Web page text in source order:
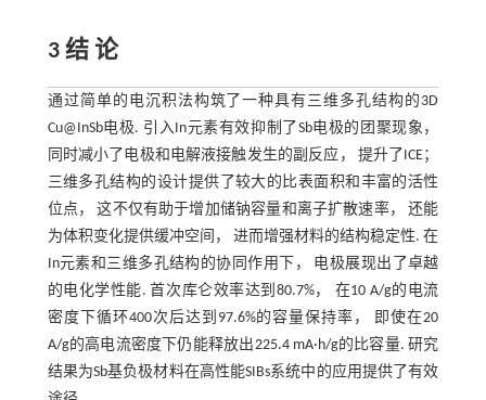
3 结 论
通过简单的电沉积法构筑了一种具有三维多孔结构的3D
Cu@InSb电极. 引入In元素有效抑制了Sb电极的团聚现象，
同时减小了电极和电解液接触发生的副反应， 提升了ICE；
三维多孔结构的设计提供了较大的比表面积和丰富的活性
位点， 这不仅有助于增加储钠容量和离子扩散速率， 还能
为体积变化提供缓冲空间， 进而增强材料的结构稳定性. 在
In元素和三维多孔结构的协同作用下， 电极展现出了卓越
的电化学性能. 首次库仑效率达到80.7%， 在10 A/g的电流
密度下循环400次后达到97.6%的容量保持率， 即使在20
A/g的高电流密度下仍能释放出225.4 mA·h/g的比容量. 研究
结果为Sb基负极材料在高性能SIBs系统中的应用提供了有效